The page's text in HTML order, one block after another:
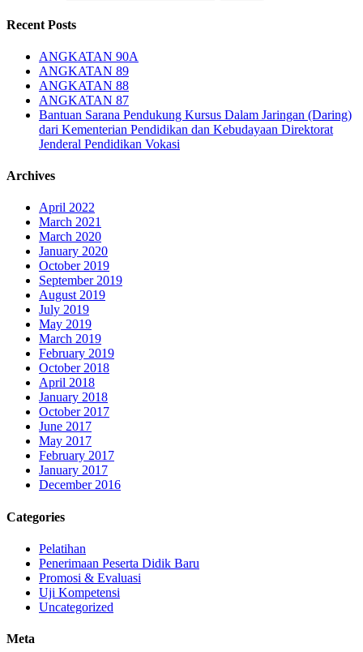
Recent Posts
ANGKATAN 90A
ANGKATAN 89
ANGKATAN 88
ANGKATAN 87
Bantuan Sarana Pendukung Kursus Dalam Jaringan (Daring)
dari Kementerian Pendidikan dan Kebudayaan Direktorat
Jenderal Pendidikan Vokasi
Archives
April 2022
March 2021
March 2020
January 2020
October 2019
September 2019
August 2019
July 2019
May 2019
March 2019
February 2019
October 2018
April 2018
January 2018
October 2017
June 2017
May 2017
February 2017
January 2017
December 2016
Categories
Pelatihan
Penerimaan Peserta Didik Baru
Promosi & Evaluasi
Uji Kompetensi
Uncategorized
Meta